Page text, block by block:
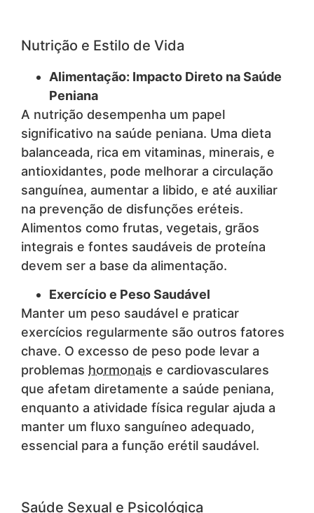
Nutrição e Estilo de Vida
Alimentação: Impacto Direto na Saúde
Peniana
A nutrição desempenha um papel
significativo na saúde peniana. Uma dieta
balanceada, rica em vitaminas, minerais, e
antioxidantes, pode melhorar a circulação
sanguínea, aumentar a libido, e até auxiliar
na prevenção de disfunções eréteis.
Alimentos como frutas, vegetais, grãos
integrais e fontes saudáveis de proteína
devem ser a base da alimentação.
Exercício e Peso Saudável
Manter um peso saudável e praticar
exercícios regularmente são outros fatores
chave. O excesso de peso pode levar a
problemas hormonais e cardiovasculares
que afetam diretamente a saúde peniana,
enquanto a atividade física regular ajuda a
manter um fluxo sanguíneo adequado,
essencial para a função erétil saudável.
Saúde Sexual e Psicológica